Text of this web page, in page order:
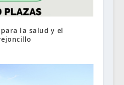
la salud y el